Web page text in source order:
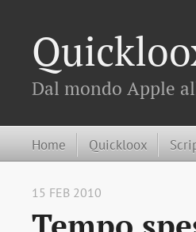
Dal mondo Apple
Home Quickloox
15 FEB 2010